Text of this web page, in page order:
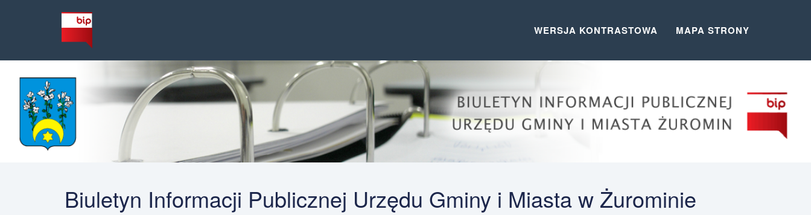
WERSJA KONTRASTOWA MAPA STRONY
Biuletyn Informacji Publicznej Urzędu Gminy i Miasta w Żurominie